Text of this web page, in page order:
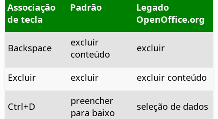
Associação
de tecla
Padrão
Legado
OpenOffice.org
Backspace
excluir
conteúdo
excluir
Excluir excluir excluir conteúdo
Ctrl+D
preencher
para baixo
seleção de dados